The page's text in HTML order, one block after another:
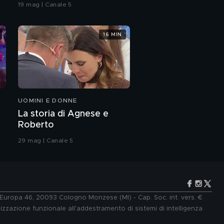
Il mondo di BigMama
BigMama: "La mia
infanzia ad Avellino"
vittima di bullismo per
denunciare gli abusi"
19 mag | Canale 5
UOMINI E DONNE
La storia di Agnese e
Roberto
29 mag | Canale 5
16 MIN
46, 20093 Cologno Monzese (MI) - Cap. Soc. int. vers. €
funzionale all'addestramento di sistemi di intelligenza